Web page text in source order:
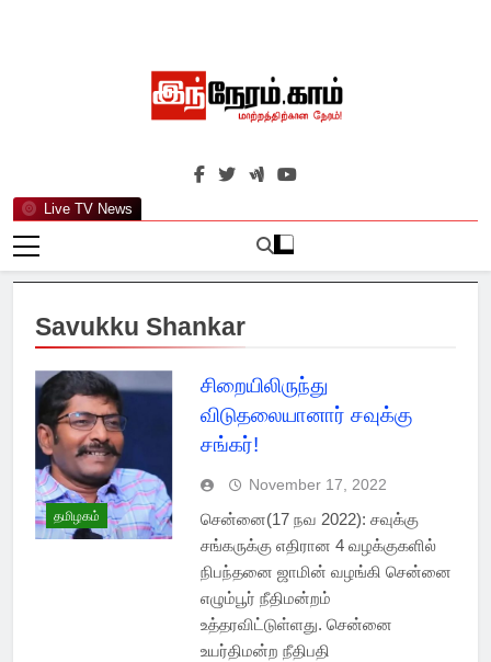
Live TV News
இந்நேரம்.காம்
செய்திகளுக்கு அப்பால்…
Savukku Shankar
தமிழகம்
சிறையிலிருந்து
விடுதலையானார் சவுக்கு
சங்கர்!
November 17, 2022
சென்னை(17 நவ 2022): சவுக்கு
சங்கருக்கு எதிரான 4 வழக்குகளில்
நிபந்தனை ஜாமின் வழங்கி சென்னை
எழும்பூர் நீதிமன்றம்
உத்தரவிட்டுள்ளது. சென்னை
உயர்திமன்ற நீதிபதி